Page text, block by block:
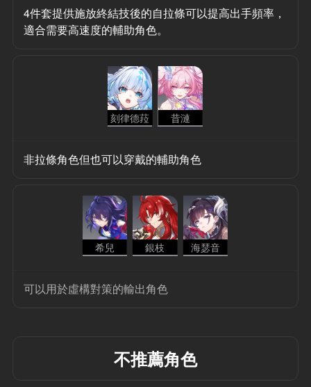
4件套提供施放終結技後的自拉條可以提高出手頻率，
適合需要高速度的輔助角色。
刻律德菈 昔漣
非拉條角色但也可以穿戴的輔助角色
希兒 銀枝 海瑟音
可以用於虛構對策的輸出角色
不推薦角色